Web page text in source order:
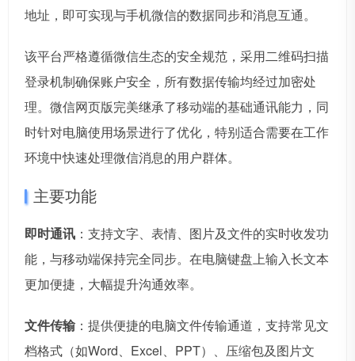
地址，即可实现与手机微信的数据同步和消息互通。
该平台严格遵循微信生态的安全规范，采用二维码扫描
登录机制确保账户安全，所有数据传输均经过加密处
理。微信网页版完美继承了移动端的基础通讯能力，同
时针对电脑使用场景进行了优化，特别适合需要在工作
环境中快速处理微信消息的用户群体。
主要功能
即时通讯 ：支持文字、表情、图片及文件的实时收发功
能，与移动端保持完全同步。在电脑键盘上输入长文本
更加便捷，大幅提升沟通效率。
文件传输 ：提供便捷的电脑文件传输通道，支持常见文
档格式（如Word、Excel、PPT）、压缩包及图片文